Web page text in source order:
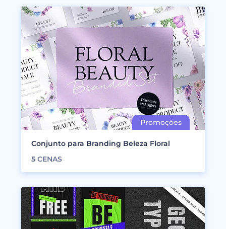
Conjunto para Branding Beleza Floral
5 CENAS